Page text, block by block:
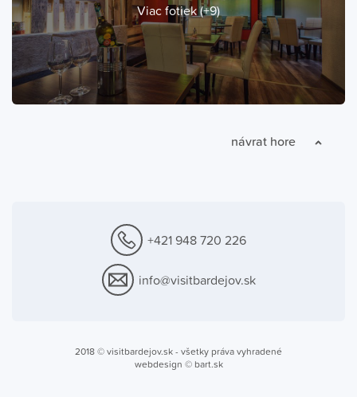
Viac fotiek (+9)
návrat hore
+421 948 720 226
info@visitbardejov.sk
2018 ©visitbardejov.sk- všetky práva vyhradené
webdesign © bart.sk